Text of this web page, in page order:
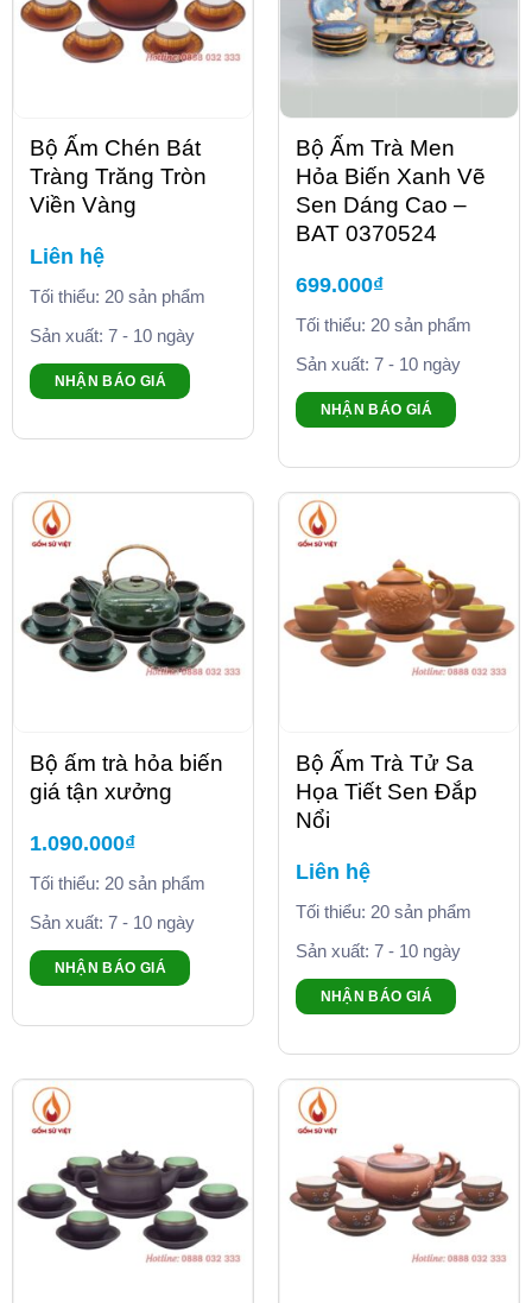
Bộ Ấm Chén Bát
Tràng Trăng Tròn
Viền Vàng
Liên hệ
Tối thiểu: 20 sản phẩm
Sản xuất: 7 - 10 ngày
NHẬN BÁO GIÁ
Bộ Ấm Trà Men
Hỏa Biến Xanh Vẽ
Sen Dáng Cao –
BAT 0370524
699.000₫
Tối thiểu: 20 sản phẩm
Sản xuất: 7 - 10 ngày
NHẬN BÁO GIÁ
Bộ ấm trà hỏa biến
giá tận xưởng
1.090.000₫
Tối thiểu: 20 sản phẩm
Sản xuất: 7 - 10 ngày
NHẬN BÁO GIÁ
Bộ Ấm Trà Tử Sa
Họa Tiết Sen Đắp
Nổi
Liên hệ
Tối thiểu: 20 sản phẩm
Sản xuất: 7 - 10 ngày
NHẬN BÁO GIÁ